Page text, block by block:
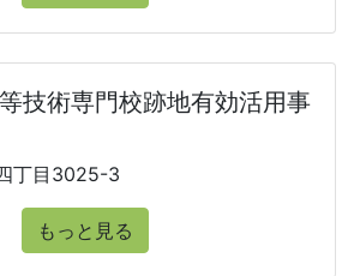
技術専門校跡地有効活用事
丁目3025-3
もっと見る